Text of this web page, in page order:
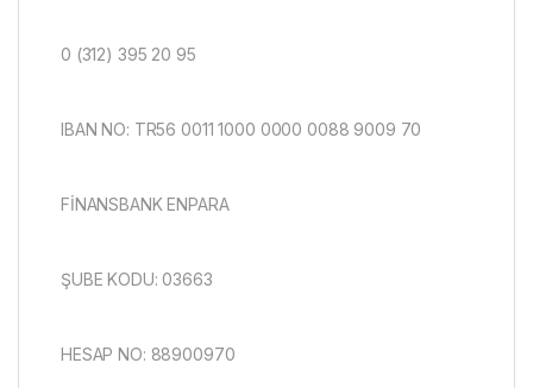
0 (312) 395 20 95
IBAN NO: TR56 0011 1000 0000 0088 9009 70
FİNANSBANK ENPARA
ŞUBE KODU: 03663
HESAP NO: 88900970